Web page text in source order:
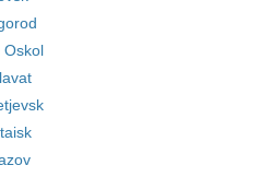
Oskol